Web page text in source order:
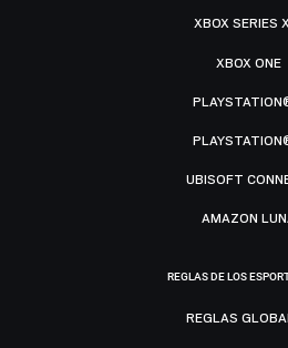
XBOX SERIES
XBOX ONE
UBISOFT
AMAZON
REGLAS DE LOS
REGLAS